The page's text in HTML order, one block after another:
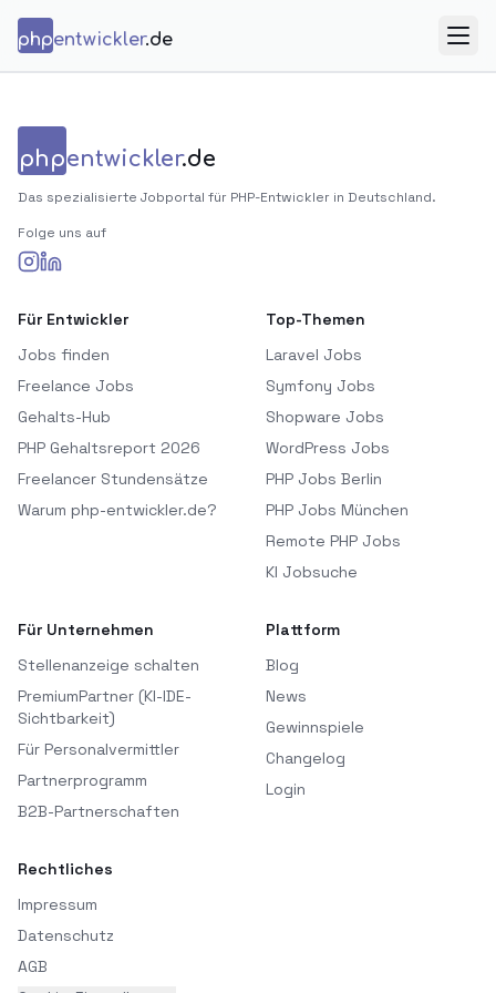
phpentwickler.de
phpentwickler.de
Das spezialisierte Jobportal für PHP-Entwickler in Deutschland.
Folge uns auf
Für Entwickler
Jobs finden
Freelance Jobs
Gehalts-Hub
PHP Gehaltsreport 2026
Freelancer Stundensätze
Warum php-entwickler.de?
Top-Themen
Laravel Jobs
Symfony Jobs
Shopware Jobs
WordPress Jobs
PHP Jobs Berlin
PHP Jobs München
Remote PHP Jobs
KI Jobsuche
Für Unternehmen
Stellenanzeige schalten
PremiumPartner (KI-IDE-
Sichtbarkeit)
Für Personalvermittler
Partnerprogramm
B2B-Partnerschaften
Plattform
Blog
News
Gewinnspiele
Changelog
Login
Rechtliches
Impressum
Datenschutz
AGB